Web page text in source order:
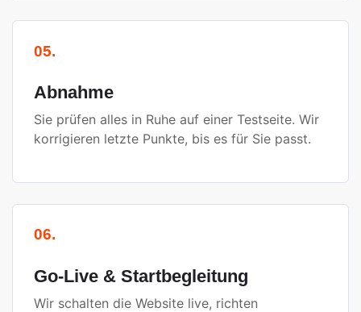
05.
Abnahme
Sie prüfen alles in Ruhe auf einer Testseite. Wir
korrigieren letzte Punkte, bis es für Sie passt.
06.
Go-Live & Startbegleitung
Wir schalten die Website live, richten